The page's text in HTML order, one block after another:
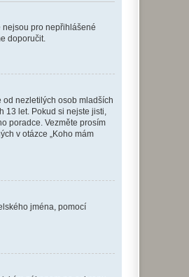
nejsou pro nepřihlášené
doporučit.
od nezletilých osob mladších
let. Pokud si nejste jisti,
poradce. Vezměte prosím
v otázce „Koho mám
jména, pomocí